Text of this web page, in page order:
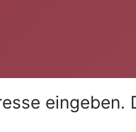
eingeben.